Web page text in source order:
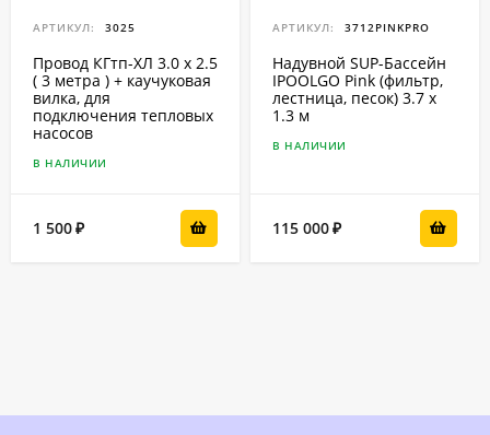
АРТИКУЛ: 3025
Провод КГтп-ХЛ 3.0 x 2.5
( 3 метра ) + каучуковая
вилка, для
подключения тепловых
насосов
В НАЛИЧИИ
1 500₽
АРТИКУЛ: 3712PINKPRO
Надувной SUP-Бассейн
IPOOLGO Pink (фильтр,
лестница, песок) 3.7 x
1.3 м
В НАЛИЧИИ
115 000₽